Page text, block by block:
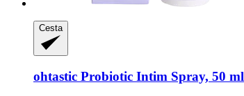
Cesta
ohtastic Probiotic Intim Spray, 50 ml